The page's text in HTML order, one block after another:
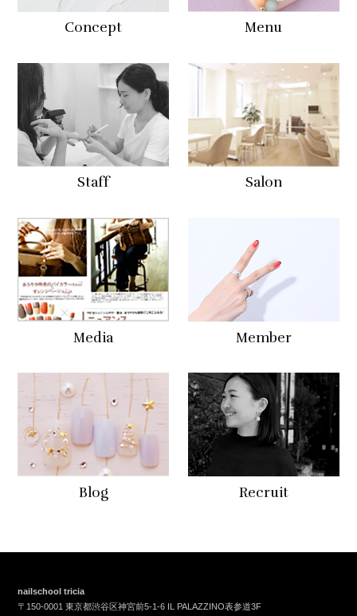
Concept Menu
Staff Salon
Media Member
Blog Recruit
nailschool tricia
〒150-0001 東京都渋谷区神宮前5-1-6 IL PALAZZINO表参道3F